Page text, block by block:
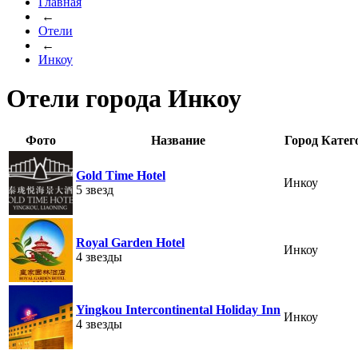
←
Отели
←
Инкоу
Отели города Инкоу
Фото Название Город
Gold Time Hotel
5 звезд
Инкоу
Royal Garden Hotel
4 звезды
Инкоу
Yingkou Intercontinental Holiday Inn
4 звезды
Инкоу